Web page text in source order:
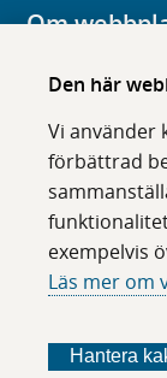
Den här
Vi använder
förbättrad
exempelvis
Läs mer om
Hantera
Om
Om
Tillgänglighet
Om cookies
Följ oss i
ö
l
ö
l
l